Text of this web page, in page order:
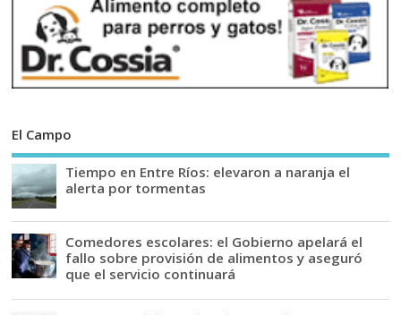
El Campo
Tiempo en Entre Ríos: elevaron a naranja el
alerta por tormentas
Comedores escolares: el Gobierno apelará el
fallo sobre provisión de alimentos y aseguró
que el servicio continuará